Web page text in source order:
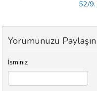
52/9.
Yorumunuzu Paylaşın
İsminiz